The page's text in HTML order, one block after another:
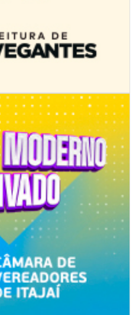
no interior de Itajaí
oficinas gratuitas e atividades